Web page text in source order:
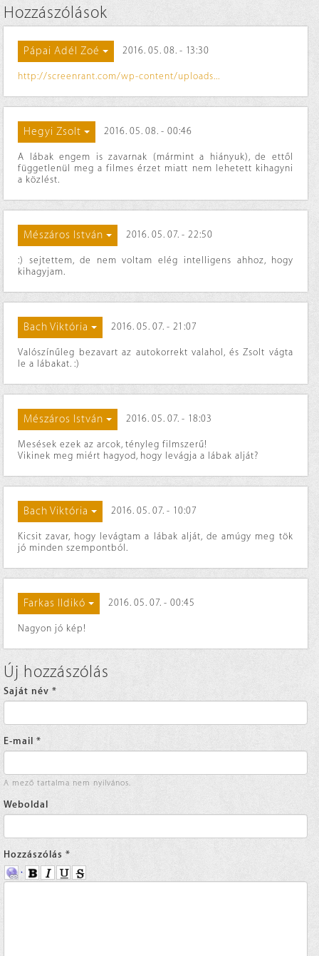
Hozzászólások
Pápai Adél Zoé 2016. 05. 08. - 13:30
http://screenrant.com/wp-content/uploads...
Hegyi Zsolt 2016. 05. 08. - 00:46
A lábak engem is zavarnak (mármint a hiányuk), de ettől
függetlenül meg a filmes érzet miatt nem lehetett kihagyni
a közlést.
Mészáros István 2016. 05. 07. - 22:50
:) sejtettem, de nem voltam elég intelligens ahhoz, hogy
kihagyjam.
Bach Viktória 2016. 05. 07. - 21:07
Valószínűleg bezavart az autokorrekt valahol, és Zsolt vágta
le a lábakat. :)
Mészáros István 2016. 05. 07. - 18:03
Mesések ezek az arcok, tényleg filmszerű!
Vikinek meg miért hagyod, hogy levágja a lábak alját?
Bach Viktória 2016. 05. 07. - 10:07
Kicsit zavar, hogy levágtam a lábak alját, de amúgy meg tök
jó minden szempontból.
Farkas Ildikó 2016. 05. 07. - 00:45
Nagyon jó kép!
Új hozzászólás
Saját név *
E-mail *
A mező tartalma nem nyilvános.
Weboldal
Hozzászólás *